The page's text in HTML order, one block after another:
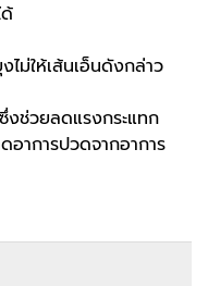
ไม่ให้เส้นเอ็นดังกล่าว
งช่วยลดแรงกระแทก
อาการปวดจากอาการ